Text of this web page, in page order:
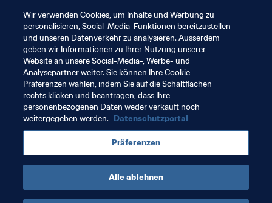
"Der Fussball hat mein Leben völlig verändert. Früher
kannte mich niemand, doch nun habe ich mir dank des
Fussballs einen Namen gemacht. Das Land glaubt an
mich und ich bin stolz darauf, dass ich als Fussballerin
meines Landes bekannt geworden bin."
Verwandte Themen
Nepal
Wir verwenden Cookies, um Inhalte und Werbung zu
personalisieren, Social-Media-Funktionen bereitzustellen
und unseren Datenverkehr zu analysieren. Ausserdem
geben wir Informationen zu Ihrer Nutzung unserer
Website an unsere Social-Media-, Werbe- und
Analysepartner weiter. Sie können Ihre Cookie-
Präferenzen wählen, indem Sie auf die Schaltflächen
rechts klicken und beantragen, dass Ihre
personenbezogenen Daten weder verkauft noch
weitergegeben werden. Datenschutzportal
Präferenzen
Alle ablehnen